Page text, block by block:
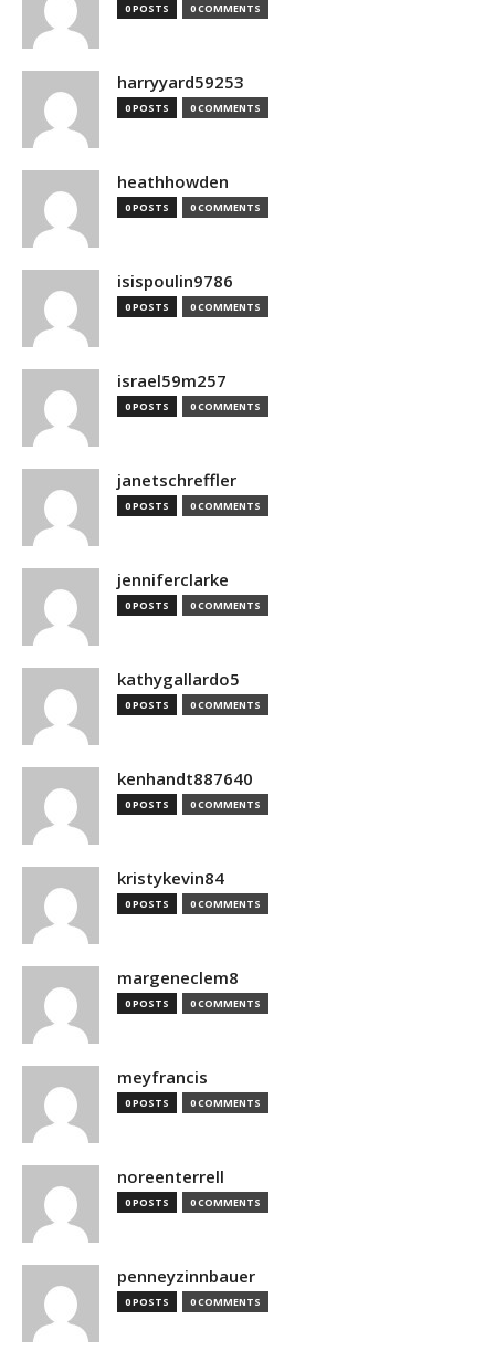
0 POSTS 0 COMMENTS
harryyard59253
0 POSTS 0 COMMENTS
heathhowden
0 POSTS 0 COMMENTS
isispoulin9786
0 POSTS 0 COMMENTS
israel59m257
0 POSTS 0 COMMENTS
janetschreffler
0 POSTS 0 COMMENTS
jenniferclarke
0 POSTS 0 COMMENTS
kathygallardo5
0 POSTS 0 COMMENTS
kenhandt887640
0 POSTS 0 COMMENTS
kristykevin84
0 POSTS 0 COMMENTS
margeneclem8
0 POSTS 0 COMMENTS
meyfrancis
0 POSTS 0 COMMENTS
noreenterrell
0 POSTS 0 COMMENTS
penneyzinnbauer
0 POSTS 0 COMMENTS